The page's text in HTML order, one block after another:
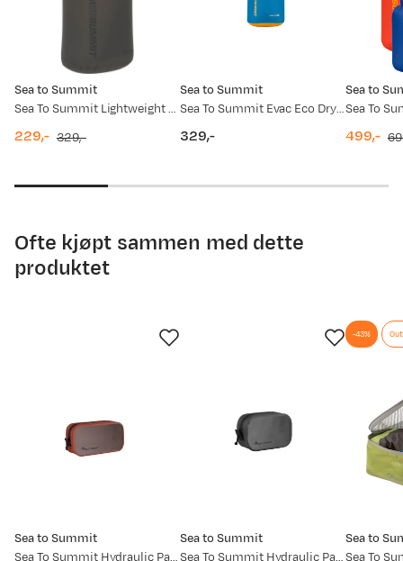
28.05.2026
07.08.2025 319,-
Sea to Summit
Sea To Summit Lightweight Eco Dry Bag 13L Beluga Grey
229,- 329,-
Sea to Summit
Sea To Summit Evac Eco Dry Bag 5 L Turkish Tile
329,-
Sea to
499,-
Ofte kjøpt sammen med dette
produktet
Sea to Summit
Sea To Summit Hydraulic Packcube Picante
Sea to Summit
Sea To Summit Hydraulic Packcube Black
Sea to
-43%